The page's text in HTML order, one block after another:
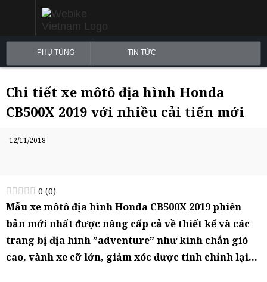
PHỤ TÙNG TIN TỨC
Chi tiết xe môtô địa hình Honda
CB500X 2019 với nhiều cải tiến mới
12/11/2018
0 (0)
Mẫu xe môtô địa hình Honda CB500X 2019 phiên
bản mới nhất được nâng cấp cả về thiết kế và các
trang bị địa hình ”adventure” như kính chắn gió
cao, vành xe cỡ lớn, giảm xóc được tinh chỉnh lại…